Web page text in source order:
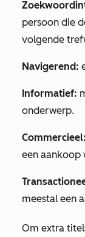
persoon die
volgende
Navigerend:
Informatief:
onderwerp.
Commercieel:
een aankoop
meestal een
Om extra